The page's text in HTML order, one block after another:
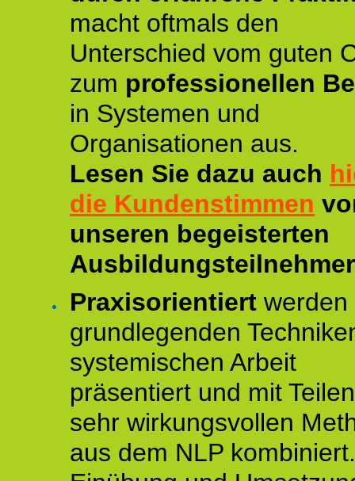
macht oftmals den
Unterschied vom guten
zum professionellen
in Systemen und
Organisationen aus.
Lesen Sie dazu auch
die Kundenstimmen
unseren begeisterten
Praxisorientiert werden
grundlegenden
systemischen Arbeit
präsentiert und mit
sehr wirkungsvollen
aus dem NLP